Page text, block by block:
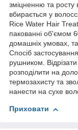
зміцненню та росту
вбирається у
Rice Water Hair
пакованні об'ємом
домашніх умовах,
Спосіб
рушником.
розподілити на
термозахисту та
нанести на сухе
Приховати